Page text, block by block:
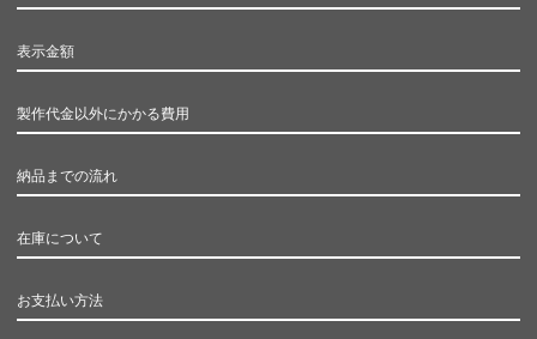
表示金額
製作代金以外にかかる費用
納品までの流れ
在庫について
お支払い方法